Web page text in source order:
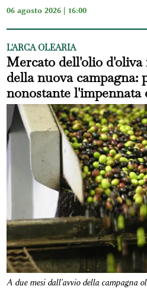
06 agosto 2026 | 16:00
L'ARCA OLEARIA
Mercato dell'olio d'oliva
della nuova campagna:
nonostante l'impennata
A due mesi dall'avvio della campagna